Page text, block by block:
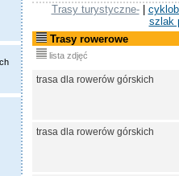
Trasy turystyczne-|
szlak
Trasy rowerowe
lista zdjęć
trasa dla rowerów górskich
trasa dla rowerów górskich